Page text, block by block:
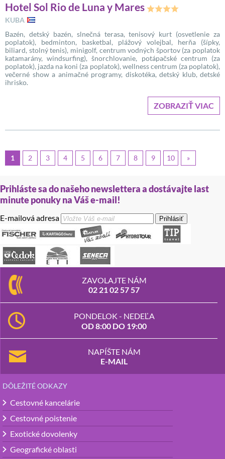
Hotel Sol Rio de Luna y Mares
KUBA
Bazén, detský bazén, slnečná terasa, tenisový kurt (osvetlenie za
poplatok), bedminton, basketbal, plážový volejbal, herňa (šípky,
biliard, stolný tenis), minigolf, centrum vodných športov (za poplatok
katamarány, windsurfing), šnorchlovanie, potápačské centrum (za
poplatok), jazda na koni (za poplatok), wellness centrum (za poplatok),
večerné show a animačné programy, diskotéka, detský klub, detské
ihrisko.
ZOBRAZIŤ VIAC
1 2 3 4 5 6 7 8 9 10 »
Prihláste sa do našeho newslettera a dostávajte last
minute ponuky na Váš e-mail!
E-mailová adresa Prihlásiť
ZAVOLAJTE NÁM
02 21 02 57 57
PONDELOK - NEDEĽA
OD 8:00 DO 19:00
NAPÍŠTE NÁM
E-MAIL
DÔLEŽITÉ ODKAZY
Cestovné kancelárie
Cestovné poistenie
Exotické dovolenky
Geografické oblasti